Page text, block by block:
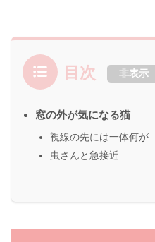
目次 非表示
窓の外が気になる猫
視線の先には一体何が…
虫さんと急接近